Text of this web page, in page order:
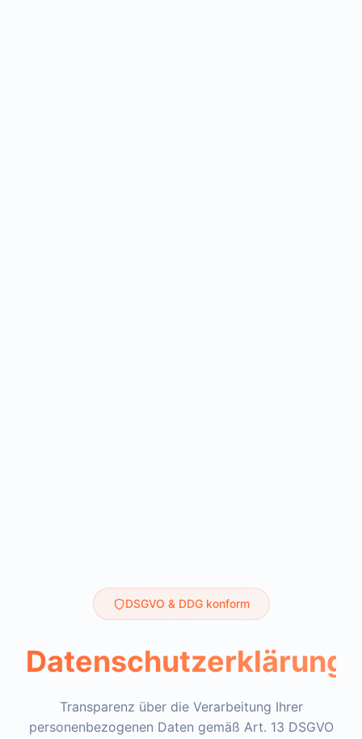
DSGVO & DDG konform
Datenschutzerklärung
Transparenz über die Verarbeitung Ihrer
personenbezogenen Daten gemäß Art. 13 DSGVO